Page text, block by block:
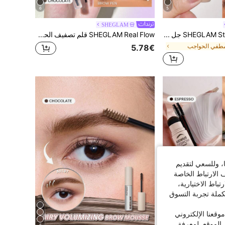
5
SHEGLAM Striking Brow جل حواجب-Dark Brown محدد ماركة تجميل ومكياج للنساء والفتيات
الحواجب
6
SHEGLAM
SHEGLAM Real Flow قلم تصفيف الحواجب-Chocolate محدد ماركة تجميل ومكياج للنساء والفتيات
5.78€
وللسعي لتقديم
الخاصة
الاختيارية،
تجربة التسوق
الإلكتروني